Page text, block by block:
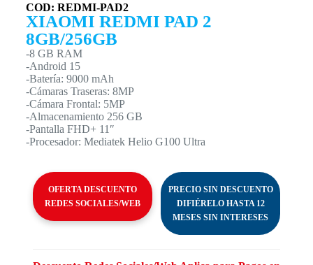
COD: REDMI-PAD2
XIAOMI REDMI PAD 2
8GB/256GB
-8 GB RAM
-Android 15
-Batería: 9000 mAh
-Cámaras Traseras: 8MP
-Cámara Frontal: 5MP
-Almacenamiento 256 GB
-Pantalla FHD+ 11″
-Procesador: Mediatek Helio G100 Ultra
OFERTA DESCUENTO
REDES SOCIALES/WEB
PRECIO SIN DESCUENTO
DIFIÉRELO HASTA 12
MESES SIN INTERESES